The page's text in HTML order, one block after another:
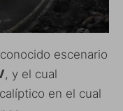
escenario
, y el cual
en el cual